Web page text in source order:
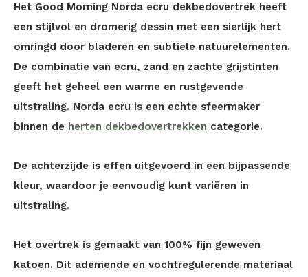
Het Good Morning Norda ecru dekbedovertrek heeft
een stijlvol en dromerig dessin met een sierlijk hert
omringd door bladeren en subtiele natuurelementen.
De combinatie van ecru, zand en zachte grijstinten
geeft het geheel een warme en rustgevende
uitstraling. Norda ecru is een echte sfeermaker
binnen de herten dekbedovertrekken categorie.
De achterzijde is effen uitgevoerd in een bijpassende
kleur, waardoor je eenvoudig kunt variëren in
uitstraling.
Het overtrek is gemaakt van 100% fijn geweven
katoen. Dit ademende en vochtregulerende materiaal